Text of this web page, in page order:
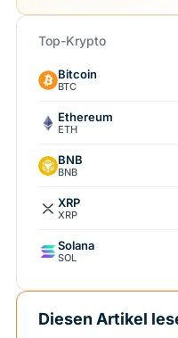
Top-Krypto
Bitcoin
BTC
Ethereum
ETH
BNB
BNB
XRP
XRP
Solana
SOL
Diesen Artikel